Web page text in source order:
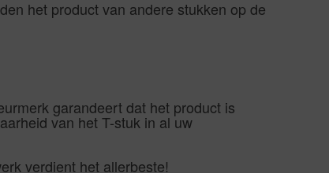
het product van andere stukken op de
garandeert dat het product is
van het T-stuk in al uw
verdient het allerbeste!